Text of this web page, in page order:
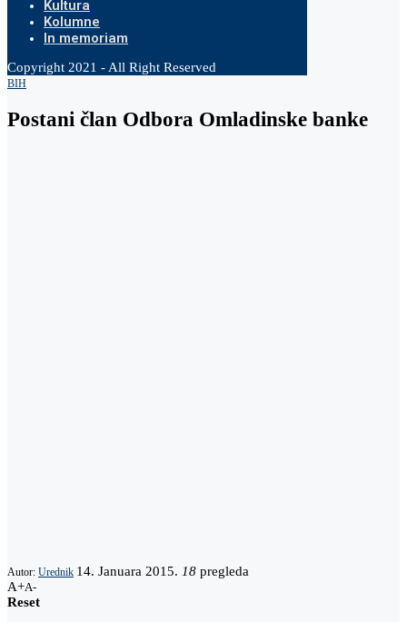
Kultura
Kolumne
In memoriam
Copyright 2021 - All Right Reserved
BIH
Postani član Odbora Omladinske banke
Autor: Urednik 14. Januara 2015. 18 pregleda
A+A-
Reset